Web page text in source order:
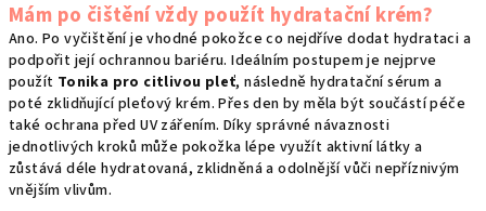
Mám po čištění vždy použít hydratační krém?
Ano. Po vyčištění je vhodné pokožce co nejdříve dodat hydrataci a
podpořit její ochrannou bariéru. Ideálním postupem je nejprve
použít Tonika pro citlivou pleť, následně hydratační sérum a
poté zklidňující pleťový krém. Přes den by měla být součástí péče
také ochrana před UV zářením. Díky správné návaznosti
jednotlivých kroků může pokožka lépe využít aktivní látky a
zůstává déle hydratovaná, zklidněná a odolnější vůči nepříznivým
vnějším vlivům.